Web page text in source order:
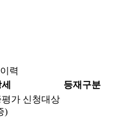
력
등재구분
가 신청대상
)